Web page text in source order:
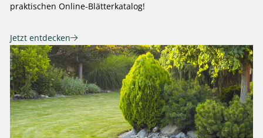
praktischen Online-Blätterkatalog!
Jetzt entdecken